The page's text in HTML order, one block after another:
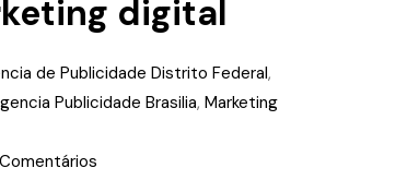
digital
de Publicidade Distrito Federal,
Publicidade Brasilia,Marketing